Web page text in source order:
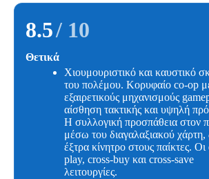
8.5/ 10
Θετικά
Χιουμουριστικό και καυστικό
του πολέμου. Κορυφαίο co-op
εξαιρετικούς μηχανισμούς
αίσθηση τακτικής και υψηλή
Η συλλογική προσπάθεια στον
μέσω του διαγαλαξιακού χάρτη,
έξτρα κίνητρο στους παίκτες.
play, cross-buy και cross-save
λειτουργίες.